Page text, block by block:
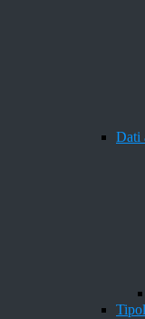
Dati